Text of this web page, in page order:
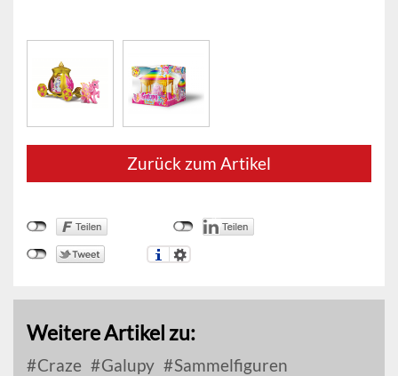
Zurück zum Artikel
Weitere Artikel zu:
Craze Galupy Sammelfiguren